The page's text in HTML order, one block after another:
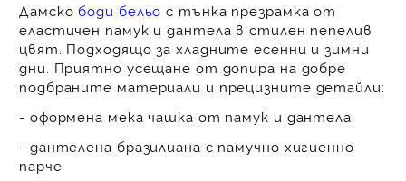
Дамско боди бельо с тънка презрамкаот
еластичен памук и дантела в стилен пепелив
цвят. Подходящо за хладните есенни и зимни
дни. Приятно усещане от допира на добре
подбраните материали и прецизните детайли:
- оформена мека чашка от памук и дантела
- дантелена бразилиана с памучно хигиенно
парче